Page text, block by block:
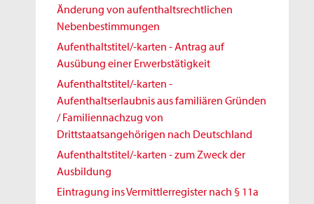
Änderung von aufenthaltsrechtlichen
Nebenbestimmungen
Aufenthaltstitel/-karten - Antrag auf
Ausübung einer Erwerbstätigkeit
Aufenthaltstitel/-karten -
Aufenthaltserlaubnis aus familiären Gründen
/ Familiennachzug von
Drittstaatsangehörigen nach Deutschland
Aufenthaltstitel/-karten - zum Zweck der
Ausbildung
Eintragung ins Vermittlerregister nach § 11a